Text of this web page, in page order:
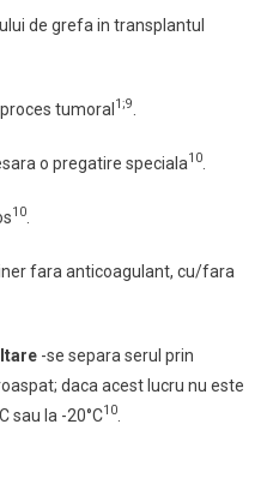
de grefa in transplantul
tumoral 1;9
o pregatire speciala10.
10.
fara anticoagulant, cu/fara
-se separa serul prin
daca acest lucru nu este
sau la -20°C10.